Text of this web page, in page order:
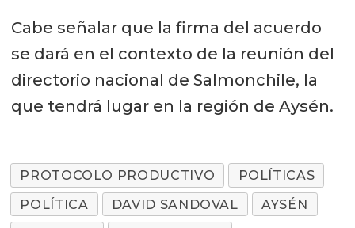
Cabe señalar que la firma del acuerdo
se dará en el contexto de la reunión del
directorio nacional de Salmonchile, la
que tendrá lugar en la región de Aysén.
PROTOCOLO PRODUCTIVO
POLÍTICAS
POLÍTICA
DAVID SANDOVAL
AYSÉN